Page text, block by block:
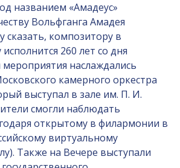
названием «Амадеус»
Вольфганга Амадея
сказать, композитору в
260 лет со дня
наслаждались
камерного оркестра
выступал в зале им. П. И.
смогли наблюдать
открытому в филармонии в
виртуальному
Также на Вечере выступали